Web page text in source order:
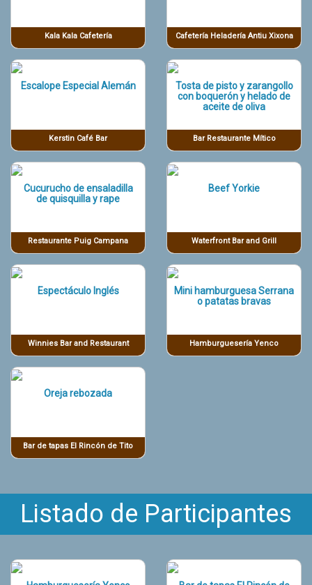
Kala Kala Cafetería Cafetería Heladería Antiu Xixona
Escalope Especial Alemán
Kerstin Café Bar
Tosta de pisto y zarangollo
con boquerón y helado de
aceite de oliva
Bar Restaurante Mítico
Cucurucho de ensaladilla
de quisquilla y rape
Restaurante Puig Campana
Beef Yorkie
Waterfront Bar and Grill
Espectáculo Inglés
Winnies Bar and Restaurant
Mini hamburguesa Serrana
o patatas bravas
Hamburguesería Yenco
Oreja rebozada
Bar de tapas El Rincón de Tito
Listado de Participantes